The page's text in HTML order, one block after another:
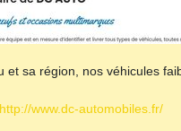
sa région, nos véhicules
http://www.dc-automobiles.fr/